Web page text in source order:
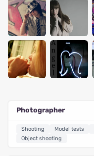
Photographer
Shooting Model tests
Object shooting